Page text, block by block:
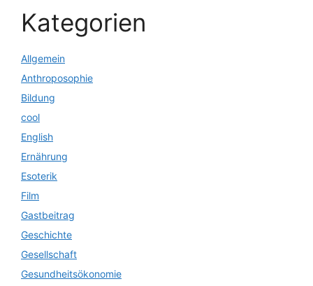
Kategorien
Allgemein
Anthroposophie
Bildung
cool
English
Ernährung
Esoterik
Film
Gastbeitrag
Geschichte
Gesellschaft
Gesundheitsökonomie